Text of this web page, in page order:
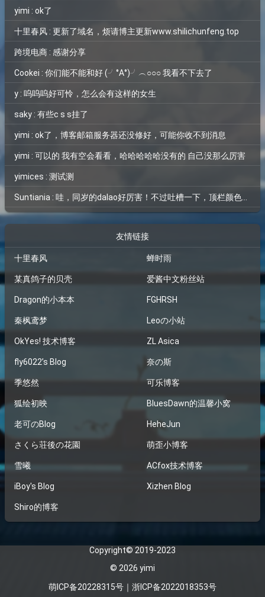
yimi : ok了
十里春风 : 更新了域名，烦请博主更新www.shilichunfeng.top
跨境电商 : 感谢分享
Cookei : 你们能不能和好 (╯°A°)╯︵○○○ 我看不下去了
y : 呜呜呜好可怜，怎么会有这样的女生
saky : 有些c s s挂了
yimi : ok了，博客邮箱服务器还没修好，可能你收不到消息
yimi : 可以的 我有空会看看，哈哈哈哈哈没有的 自己没那么厉害
yimices : 测试测
友情链接
十里春风 蝉时雨
某真鸽子的贝壳 爱酱中文粉丝站
Dragon的小本本 FGHRSH
秦枫鸢梦 Leoの小站
OkYes! 技术博客 ZL Asica
fly6022’s Blog 奈の斯
季悠然 可乐博客
狐绘初映 BluesDawn的温馨小窝
老可のBlog HeheJun
さくら荘後の花園 萌歪小博客
雪曦 ACfox技术博客
iBoy's Blog Xizhen Blog
Shiro的博客
Copyright© 2019-2023
© 2026 yimi
萌ICP备20228315号 ｜ 浙ICP备2022018353号